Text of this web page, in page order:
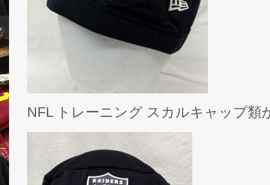
NFL トレーニング スカルキャップ類